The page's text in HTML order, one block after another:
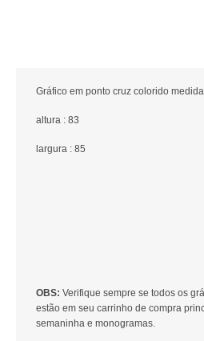
Gráfico em ponto cruz colorido
altura : 83
largura : 85
OBS: Verifique sempre se todos os
estão em seu carrinho de compra
semaninha e monogramas.